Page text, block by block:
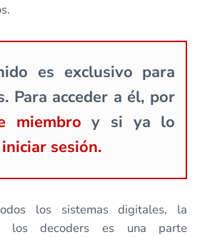
es exclusivo para
Para acceder a él, por
miembro y si ya lo
iniciar sesión.
los sistemas digitales, la
los decoders es una parte